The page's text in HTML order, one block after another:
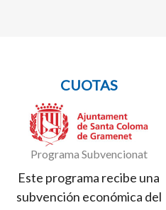
CUOTAS
Programa Subvencionat
Este programa recibe una
subvención económica del